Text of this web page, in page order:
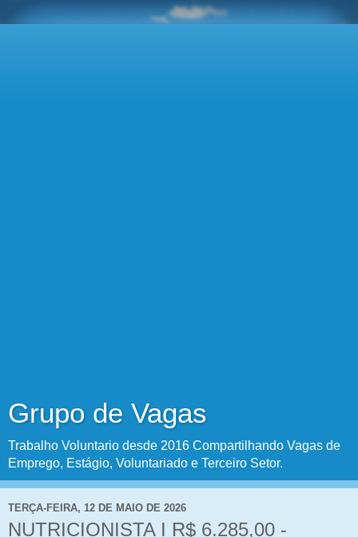
Grupo de Vagas
Trabalho Voluntario desde 2016 Compartilhando Vagas de
Emprego, Estágio, Voluntariado e Terceiro Setor.
TERÇA-FEIRA, 12 DE MAIO DE 2026
NUTRICIONISTA I R$ 6.285,00 -